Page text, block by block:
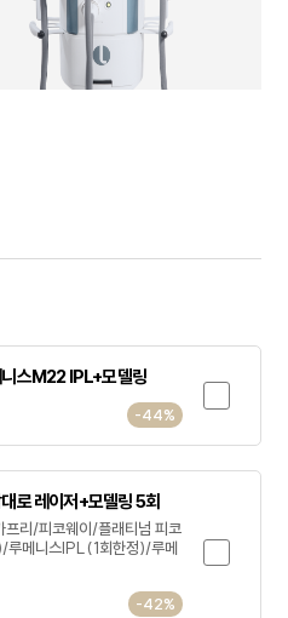
스M22 IPL+모델링
-44%
레이저+모델링 5회
리/피코웨이/플래티넘 피코
루메니스IPL(1회한정)/루메
-42%